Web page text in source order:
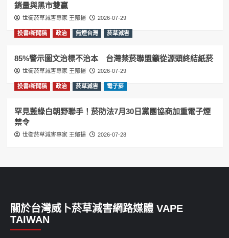
銷量與黑市雙贏
世衛菸草減害專家 王郁揚 2026-07-29
投書/新聞稿 政治 無煙台灣 菸草減害
85%警示圖文治標不治本 台灣禁菸聯盟籲從源頭終結紙菸
世衛菸草減害專家 王郁揚 2026-07-29
投書/新聞稿 政治 菸草減害 電子菸
罕見藍綠白朝野聯手！菸防法7月30日黨團協商加重電子煙
禁令
世衛菸草減害專家 王郁揚 2026-07-28
關於台灣威卜菸草減害網路媒體 VAPE
TAIWAN